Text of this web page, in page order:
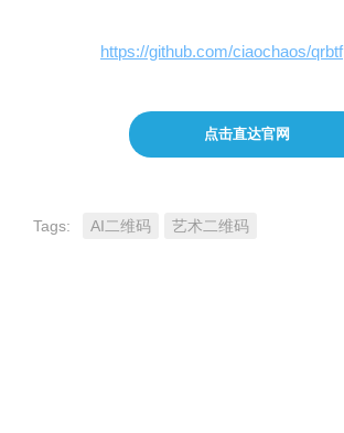
https://github.com/ciaochaos/qrbtf
点击直达官网
Tags: AI二维码 艺术二维码